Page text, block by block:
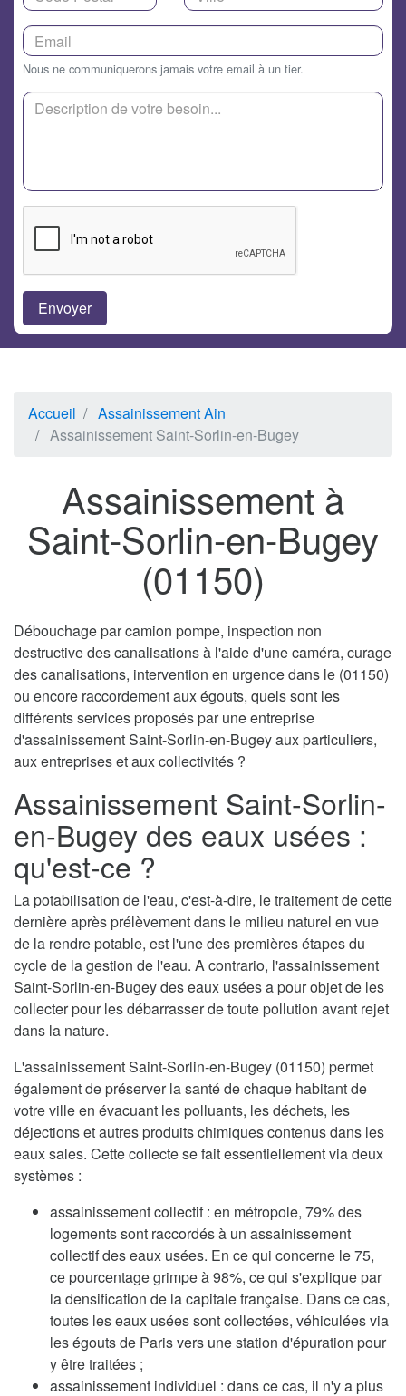
Nous ne communiquerons jamais votre email à un tier.
Accueil
Assainissement Ain
Assainissement Saint-Sorlin-en-Bugey
Assainissement à
Saint-Sorlin-en-Bugey
(01150)
Débouchage par camion pompe, inspection non
destructive des canalisations à l'aide d'une caméra, curage
des canalisations, intervention en urgence dans le (01150)
ou encore raccordement aux égouts, quels sont les
différents services proposés par une entreprise
d'assainissement Saint-Sorlin-en-Bugey aux particuliers,
aux entreprises et aux collectivités ?
Assainissement Saint-Sorlin-
en-Bugey des eaux usées :
qu'est-ce ?
La potabilisation de l'eau, c'est-à-dire, le traitement de cette
dernière après prélèvement dans le milieu naturel en vue
de la rendre potable, est l'une des premières étapes du
cycle de la gestion de l'eau. A contrario, l'assainissement
Saint-Sorlin-en-Bugey des eaux usées a pour objet de les
collecter pour les débarrasser de toute pollution avant rejet
dans la nature.
L'assainissement Saint-Sorlin-en-Bugey (01150) permet
également de préserver la santé de chaque habitant de
votre ville en évacuant les polluants, les déchets, les
déjections et autres produits chimiques contenus dans les
eaux sales. Cette collecte se fait essentiellement via deux
systèmes :
assainissement collectif : en métropole, 79% des
logements sont raccordés à un assainissement
collectif des eaux usées. En ce qui concerne le 75,
ce pourcentage grimpe à 98%, ce qui s'explique par
la densification de la capitale française. Dans ce cas,
toutes les eaux usées sont collectées, véhiculées via
les égouts de Paris vers une station d'épuration pour
y être traitées ;
assainissement individuel : dans ce cas, il n'y a plus